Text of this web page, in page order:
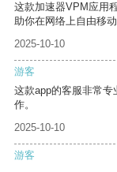
这款加速器VPM应用
助你在网络上自由移动
2025-10-10
游客
这款app的客服非常
作。
2025-10-10
游客